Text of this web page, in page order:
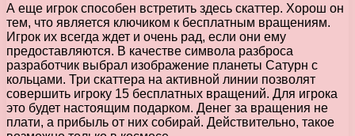
А еще игрок способен встретить здесь скаттер. Хорош он
тем, что является ключиком к бесплатным вращениям.
Игрок их всегда ждет и очень рад, если они ему
предоставляются. В качестве символа разброса
разработчик выбрал изображение планеты Сатурн с
кольцами. Три скаттера на активной линии позволят
совершить игроку 15 бесплатных вращений. Для игрока
это будет настоящим подарком. Денег за вращения не
плати, а прибыль от них собирай. Действительно, такое